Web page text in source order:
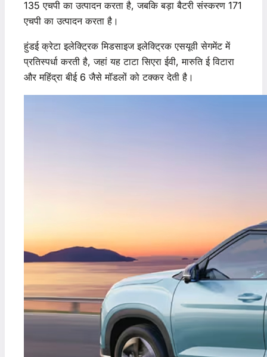
135 एचपी का उत्पादन करता है, जबकि बड़ा बैटरी संस्करण 171
एचपी का उत्पादन करता है।
हुंडई क्रेटा इलेक्ट्रिक मिडसाइज इलेक्ट्रिक एसयूवी सेगमेंट में
प्रतिस्पर्धा करती है, जहां यह टाटा सिएरा ईवी, मारुति ई विटारा
और महिंद्रा बीई 6 जैसे मॉडलों को टक्कर देती है।